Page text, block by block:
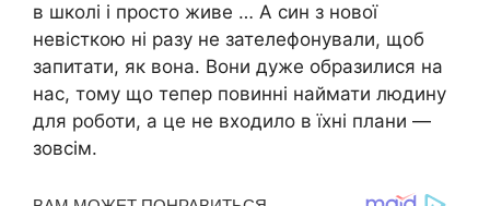
в школі і просто живе … А син з нової
невісткою ні разу не зателефонували, щоб
запитати, як вона. Вони дуже образилися на
нас, тому що тепер повинні наймати людину
для роботи, а це не входило в їхні плани —
зовсім.